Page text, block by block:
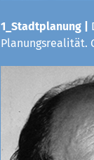
1_Stadtplanung |
Planungsrealität.